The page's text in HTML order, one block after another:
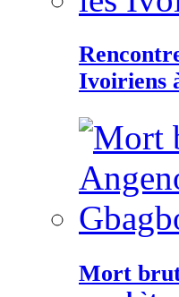
Ivoiriens
Mort